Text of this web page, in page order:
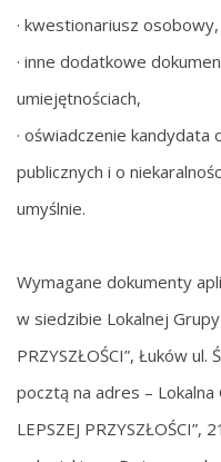
· kwestionariusz osobowy,
· inne dodatkowe
umiejętnościach,
· oświadczenie kandydata
publicznych i o
umyślnie.
Wymagane dokumenty
w siedzibie Lokalnej Grupy
PRZYSZŁOŚCI”, Łuków
pocztą na adres – Lokalna
LEPSZEJ